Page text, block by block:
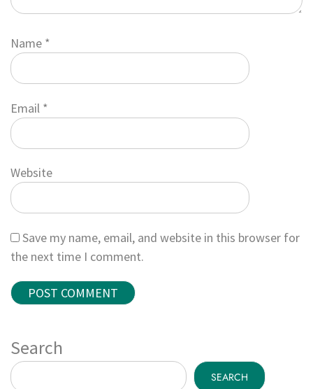
Name *
Email *
Website
Save my name, email, and website in this browser for
the next time I comment.
Search
SEARCH